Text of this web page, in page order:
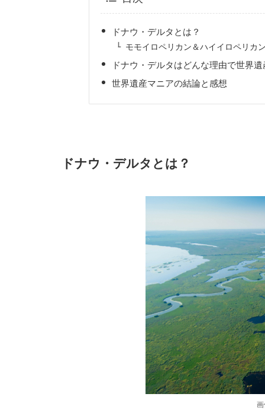
ドナウ・デルタとは？
モモイロペリカン＆ハイイロペリカ
ドナウ・デルタはどんな理由で世界
世界遺産マニアの結論と感想
ドナウ・デルタとは？